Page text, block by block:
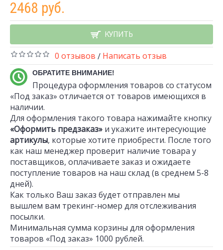
2468 руб.
КУПИТЬ
0 отзывов / Написать отзыв
ОБРАТИТЕ ВНИМАНИЕ!
Процедура оформления товаров со статусом
«Под заказ» отличается от товаров имеющихся в
наличии.
Для оформления такого товара нажимайте кнопку
«Оформить предзаказ» и укажите интересующие
артикулы, которые хотите приобрести. После того
как наш менеджер проверит наличие товара у
поставщиков, оплачиваете заказ и ожидаете
поступление товаров на наш склад (в среднем 5-8
дней).
Как только Ваш заказ будет отправлен мы
вышлем вам трекинг-номер для отслеживания
посылки.
Минимальная сумма корзины для оформления
товаров «Под заказ» 1000 рублей.